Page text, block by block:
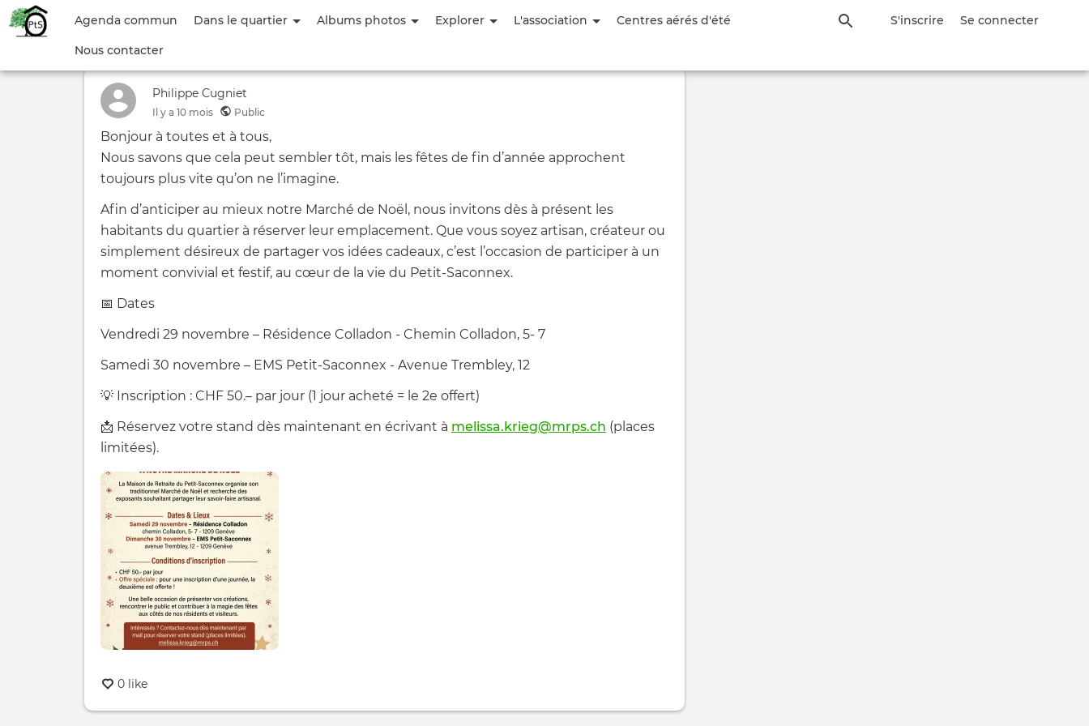
Aller
principal
Menu
compte
l'utilisateur
S'inscrire Se connecter
Agenda commun Dans le quartier Albums photos Explorer L'association Centres aérés d'été
Nous contacter
Philippe Cugniet
Il y a 10 mois Public
Bonjour à toutes et à tous,
Nous savons que cela peut sembler tôt, mais les fêtes de fin d’année approchent
toujours plus vite qu’on ne l’imagine.
Afin d’anticiper au mieux notre Marché de Noël, nous invitons dès à présent les
habitants du quartier à réserver leur emplacement. Que vous soyez artisan, créateur ou
simplement désireux de partager vos idées cadeaux, c’est l’occasion de participer à un
moment convivial et festif, au cœur de la vie du Petit-Saconnex.
📅 Dates
Vendredi 29 novembre – Résidence Colladon - Chemin Colladon, 5- 7
Samedi 30 novembre – EMS Petit-Saconnex - Avenue Trembley, 12
💡 Inscription : CHF 50.– par jour (1 jour acheté = le 2e offert)
📩 Réservez votre stand dès maintenant en écrivant à melissa.krieg@mrps.ch (places
limitées).
0 like